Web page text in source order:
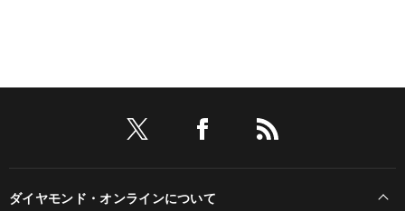
ダイヤモンド・オンラインについて